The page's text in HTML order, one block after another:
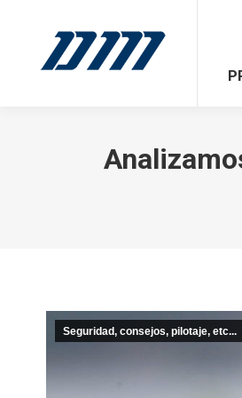
Seguridad, consejos, pilotaje, etc...